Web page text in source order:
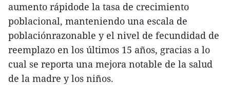
aumento rápidode la tasa de crecimiento
poblacional, manteniendo una escala de
poblaciónrazonable y el nivel de fecundidad de
reemplazo en los últimos 15 años, gracias a lo
cual se reporta una mejora notable de la salud
de la madre y los niños.